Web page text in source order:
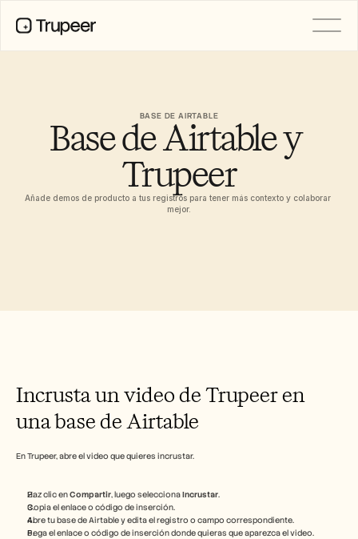
BASE DE AIRTABLE
Base de Airtable y
Trupeer
Añade demos de producto a tus registros para tener más contexto y colaborar
mejor.
Incrusta un video de Trupeer en
una base de Airtable
En Trupeer, abre el video que quieres incrustar.
Haz clic en Compartir, luego selecciona Incrustar.
Copia el enlace o código de inserción.
Abre tu base de Airtable y edita el registro o campo correspondiente.
Pega el enlace o código de inserción donde quieras que aparezca el video.
Traducción
Base de conocimientos
Grabación de pantalla con IA
Anuncio
CASOS DE USO
Habilitación de ventas
Éxito del cliente
Formación
Ver más casos de uso